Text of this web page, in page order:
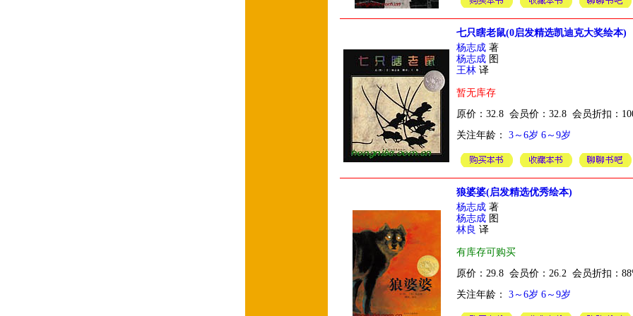
七只瞎老鼠(0启发精选凯迪克大奖绘本)
杨志成 著
杨志成 图
王林 译
暂无库存
原价：32.8 会员价：32.8 会员折扣：
关注年龄： 3～6岁 6～9岁
狼婆婆(启发精选优秀绘本)
杨志成 著
杨志成 图
林良 译
有库存可购买
原价：29.8 会员价：26.2 会员折扣：
关注年龄： 3～6岁 6～9岁